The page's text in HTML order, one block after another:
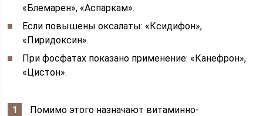
«Блемарен», «Аспаркам».
Если повышены оксалаты: «Ксидифон»,
«Пиридоксин».
При фосфатах показано применение: «Канефрон»,
«Цистон».
Помимо этого назначают витаминно-